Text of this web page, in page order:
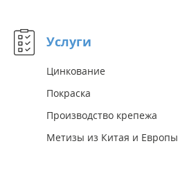
Услуги
Цинкование
Покраска
Производство крепежа
Метизы из Китая и Европы